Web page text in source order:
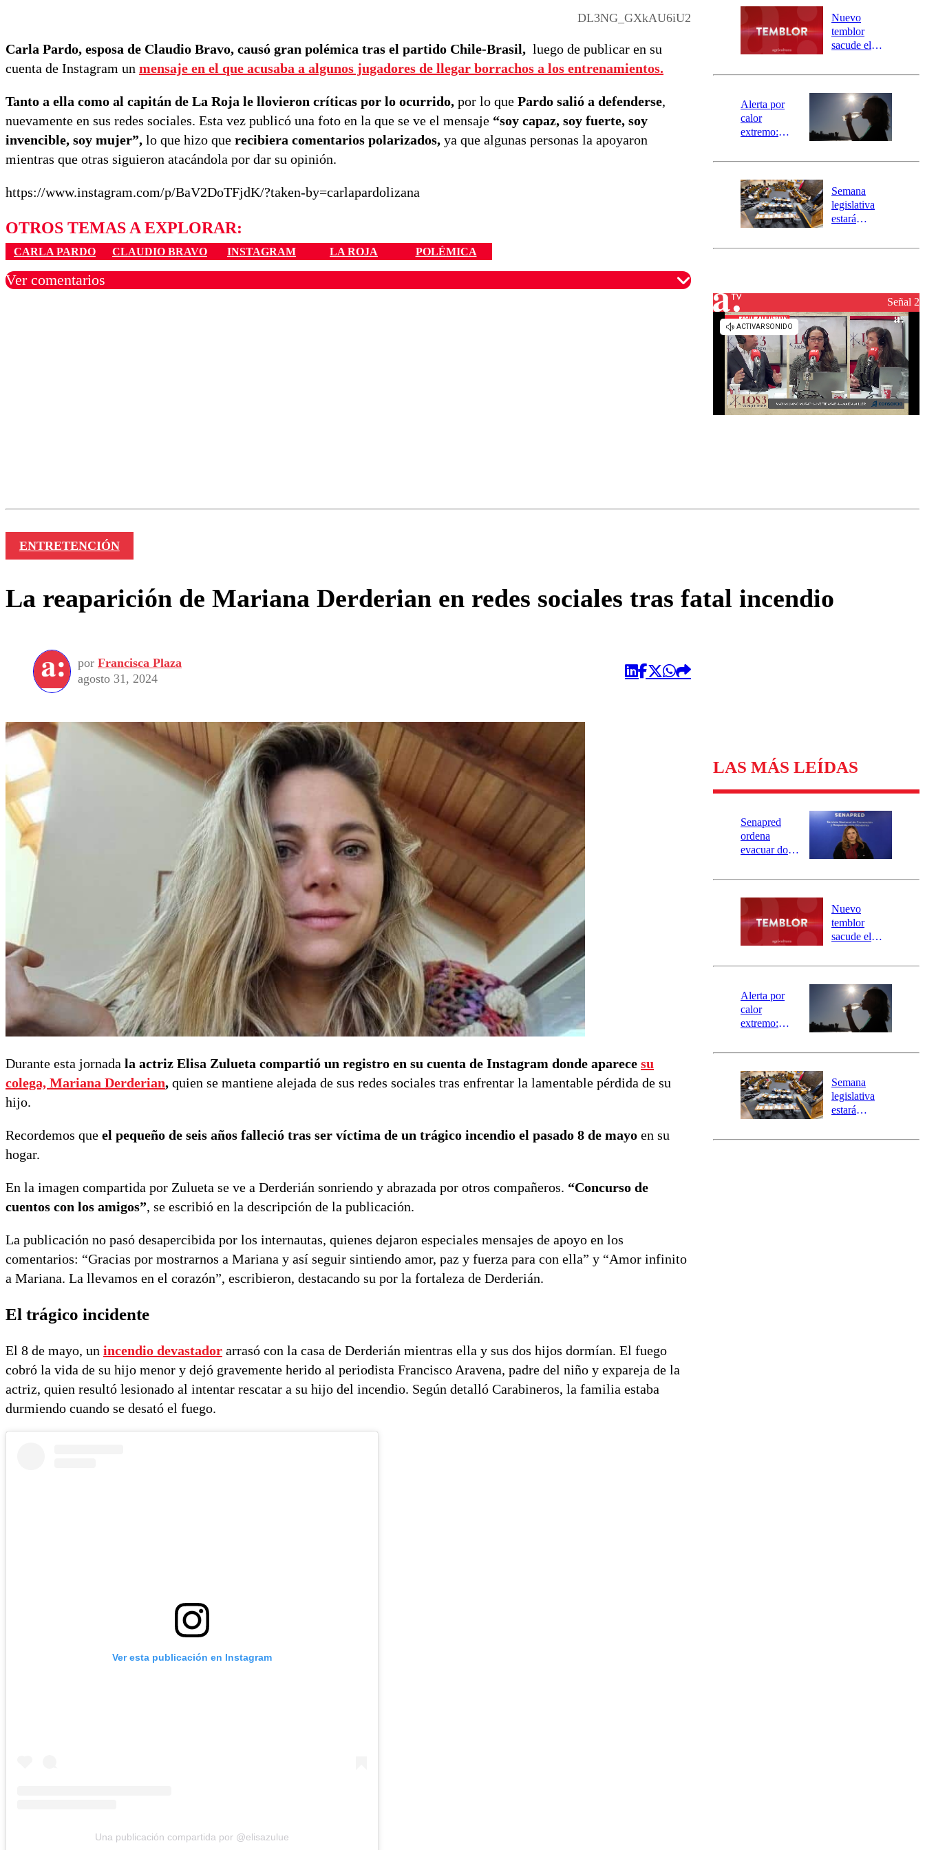
DL3NG_GXkAU6iU2
Carla Pardo, esposa de Claudio Bravo, causó gran polémica tras el partido Chile-Brasil, luego de publicar en su
cuenta de Instagram un mensaje en el que acusaba a algunos jugadores de llegar borrachos a los entrenamientos.
Tanto a ella como al capitán de La Roja le llovieron críticas por lo ocurrido, por lo que Pardo salió a defenderse,
nuevamente en sus redes sociales. Esta vez publicó una foto en la que se ve el mensaje “soy capaz, soy fuerte, soy
invencible, soy mujer”, lo que hizo que recibiera comentarios polarizados, ya que algunas personas la apoyaron
mientras que otras siguieron atacándola por dar su opinión.
https://www.instagram.com/p/BaV2DoTFjdK/?taken-by=carlapardolizana
OTROS TEMAS A EXPLORAR:
CARLA PARDO CLAUDIO BRAVO INSTAGRAM LA ROJA POLÉMICA
Ver comentarios
río Damas:
activa
mensajería
SAE
Nuevo
temblor
sacude el
revisa la
epicentro
Alerta por
calor
extremo:
activa Alerta
Preventiva en
tres comunas
Semana
legislativa
estará
el fin de la
reconstrucciónSeñal 2
ENTRETENCIÓN
La reaparición de Mariana Derderian en redes sociales tras fatal incendio
por Francisca Plaza
agosto 31, 2024
Durante esta jornada la actriz Elisa Zulueta compartió un registro en su cuenta de Instagram donde aparece su
colega, Mariana Derderian, quien se mantiene alejada de sus redes sociales tras enfrentar la lamentable pérdida de su
hijo.
Recordemos que el pequeño de seis años falleció tras ser víctima de un trágico incendio el pasado 8 de mayo en su
hogar.
En la imagen compartida por Zulueta se ve a Derderián sonriendo y abrazada por otros compañeros. “Concurso de
cuentos con los amigos”, se escribió en la descripción de la publicación.
La publicación no pasó desapercibida por los internautas, quienes dejaron especiales mensajes de apoyo en los
comentarios: “Gracias por mostrarnos a Mariana y así seguir sintiendo amor, paz y fuerza para con ella” y “Amor infinito
a Mariana. La llevamos en el corazón”, escribieron, destacando su por la fortaleza de Derderián.
El trágico incidente
El 8 de mayo, un incendio devastador arrasó con la casa de Derderián mientras ella y sus dos hijos dormían. El fuego
cobró la vida de su hijo menor y dejó gravemente herido al periodista Francisco Aravena, padre del niño y expareja de la
actriz, quien resultó lesionado al intentar rescatar a su hijo del incendio. Según detalló Carabineros, la familia estaba
durmiendo cuando se desató el fuego.
Ver esta publicación en Instagram
Una publicación compartida por @elisazulue
LAS MÁS LEÍDAS
Senapred
ordena
evacuar dos
Carahue por
río Damas:
activa
mensajería
SAE
Nuevo
temblor
sacude el
revisa la
epicentro
Alerta por
calor
extremo:
activa Alerta
Preventiva en
tres comunas
Semana
legislativa
estará
el fin de la